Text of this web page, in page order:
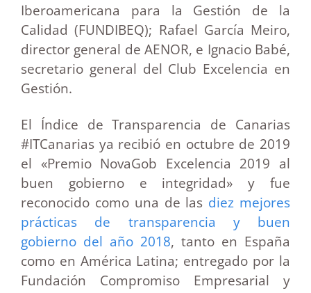
Iberoamericana para la Gestión de la
Calidad (FUNDIBEQ); Rafael García Meiro,
director general de AENOR, e Ignacio Babé,
secretario general del Club Excelencia en
Gestión.
El Índice de Transparencia de Canarias
#ITCanarias ya recibió en octubre de 2019
el «Premio NovaGob Excelencia 2019 al
buen gobierno e integridad» y fue
reconocido como una de las diez mejores
prácticas de transparencia y buen
gobierno del año 2018, tanto en España
como en América Latina; entregado por la
Fundación Compromiso Empresarial y